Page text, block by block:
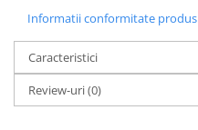
Informatii conformitate produs
Caracteristici
Review-uri(0)